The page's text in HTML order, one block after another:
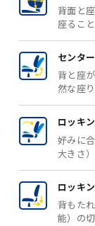
背面と
座るこ
センタ
背と座
然な座
ロッキ
好みに
大きさ
ロッキ
背もた
能）の